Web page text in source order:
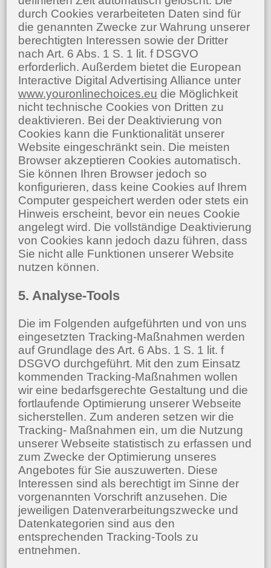
durch Cookies verarbeiteten Daten sind für
die genannten Zwecke zur Wahrung unserer
berechtigten Interessen sowie der Dritter
nach Art. 6 Abs. 1 S. 1 lit. f DSGVO
erforderlich. Außerdem bietet die European
Interactive Digital Advertising Alliance unter
www.youronlinechoices.eu die Möglichkeit
nicht technische Cookies von Dritten zu
deaktivieren. Bei der Deaktivierung von
Cookies kann die Funktionalität unserer
Website eingeschränkt sein. Die meisten
Browser akzeptieren Cookies automatisch.
Sie können Ihren Browser jedoch so
konfigurieren, dass keine Cookies auf Ihrem
Computer gespeichert werden oder stets ein
Hinweis erscheint, bevor ein neues Cookie
angelegt wird. Die vollständige Deaktivierung
von Cookies kann jedoch dazu führen, dass
Sie nicht alle Funktionen unserer Website
nutzen können.
5. Analyse-Tools
Die im Folgenden aufgeführten und von uns
eingesetzten Tracking-Maßnahmen werden
auf Grundlage des Art. 6 Abs. 1 S. 1 lit. f
DSGVO durchgeführt. Mit den zum Einsatz
kommenden Tracking-Maßnahmen wollen
wir eine bedarfsgerechte Gestaltung und die
fortlaufende Optimierung unserer Webseite
sicherstellen. Zum anderen setzen wir die
Tracking- Maßnahmen ein, um die Nutzung
unserer Webseite statistisch zu erfassen und
zum Zwecke der Optimierung unseres
Angebotes für Sie auszuwerten. Diese
Interessen sind als berechtigt im Sinne der
vorgenannten Vorschrift anzusehen. Die
jeweiligen Datenverarbeitungszwecke und
Datenkategorien sind aus den
entsprechenden Tracking-Tools zu
entnehmen.